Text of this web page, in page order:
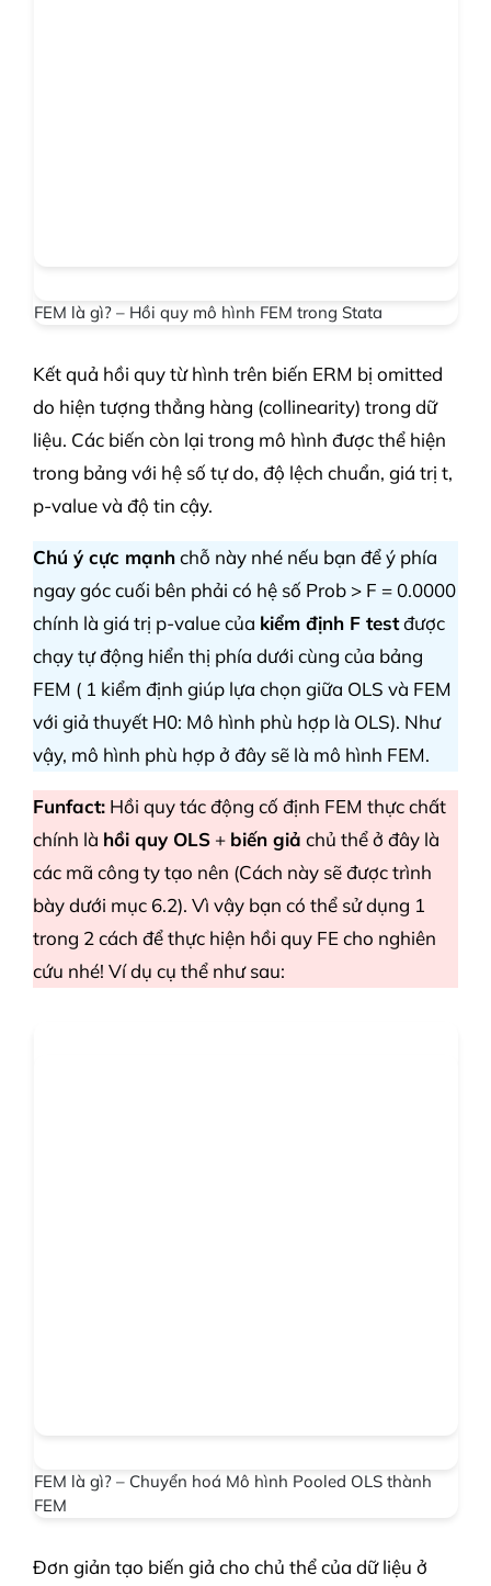
FEM là gì? – Hồi quy mô hình FEM trong Stata
Kết quả hồi quy từ hình trên biến ERM bị omitted
do hiện tượng thẳng hàng (collinearity) trong dữ
liệu. Các biến còn lại trong mô hình được thể hiện
trong bảng với hệ số tự do, độ lệch chuẩn, giá trị t,
p-value và độ tin cậy.
Chú ý cực mạnhchỗ này nhé nếu bạn để ý phía
ngay góc cuối bên phải có hệ số Prob > F = 0.0000
chính là giá trị p-value của kiểm định F testđược
chạy tự động hiển thị phía dưới cùng của bảng
FEM ( 1 kiểm định giúp lựa chọn giữa OLS và FEM
với giả thuyết H0: Mô hình phù hợp là OLS). Như
vậy, mô hình phù hợp ở đây sẽ là mô hình FEM.
Funfact: Hồi quy tác động cố định FEM thực chất
chính là hồi quy OLS + biến giả chủ thể ở đây là
các mã công ty tạo nên (Cách này sẽ được trình
bày dưới mục 6.2). Vì vậy bạn có thể sử dụng 1
trong 2 cách để thực hiện hồi quy FE cho nghiên
cứu nhé! Ví dụ cụ thể như sau:
FEM là gì? – Chuyển hoá Mô hình Pooled OLS thành
FEM
Đơn giản tạo biến giả cho chủ thể của dữ liệu ở